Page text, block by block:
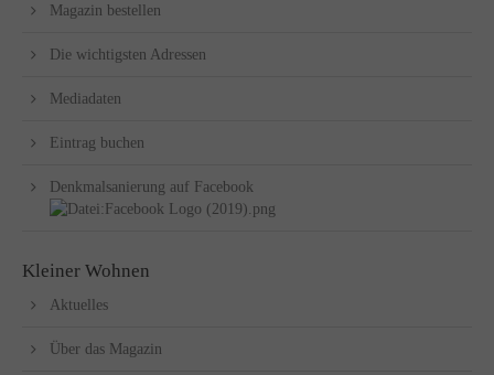
Magazin bestellen
Die wichtigsten Adressen
Mediadaten
Eintrag buchen
Denkmalsanierung auf Facebook
Kleiner Wohnen
Aktuelles
Über das Magazin